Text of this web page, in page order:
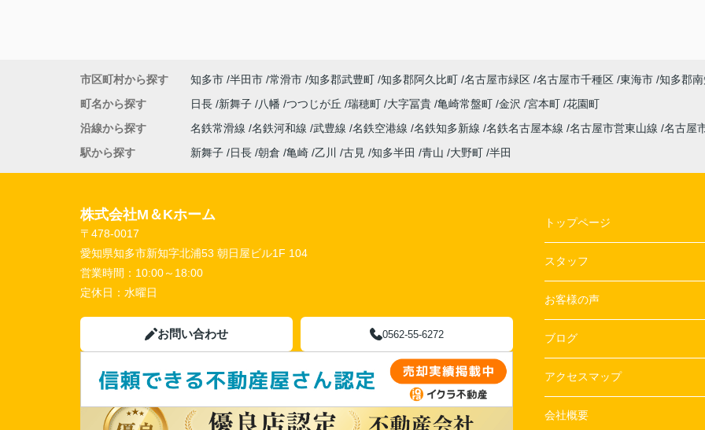
市区町村から探す 知多市 半田市 常滑市 知多郡武豊町 知多郡阿久比町 名古屋市緑区 名古屋市千種区 東海市 知多郡
町名から探す
日長 新舞子 八幡 つつじが丘 瑞穂町 大字冨貴 亀崎常盤町 金沢 宮本町 花園町
沿線から探す
名鉄常滑線 名鉄河和線 武豊線 名鉄空港線 名鉄知多新線 名鉄名古屋本線 名古屋市営東山線 名古屋
駅から探す
新舞子 日長 朝倉 亀崎 乙川 古見 知多半田 青山 大野町 半田
株式会社M＆Kホーム
〒478-0017
愛知県知多市新知字北浦53 朝日屋ビル1F 104
営業時間： 10:00～18:00
定休日： 水曜日
お問い合わせ 0562-55-6272
トップページ
スタッフ
お客様の声
ブログ
アクセスマップ
会社概要